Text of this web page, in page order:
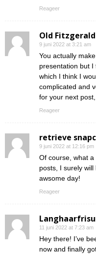
Reageer
Old
9 juni 2022 at 3:21 am
You actually
presentation but I
which I think I
complicated and
for your next
Reageer
retrieve
9 juni 2022 at 12:16 pm
Of course, what
posts, I surely
awsome day!
Reageer
11 juni 2022 at 7:23 am
Hey there! I’ve
now and finally